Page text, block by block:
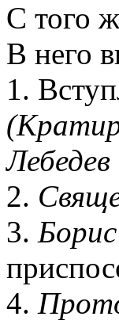
С того
В него
1.
Лебедев
2.
3.
4.